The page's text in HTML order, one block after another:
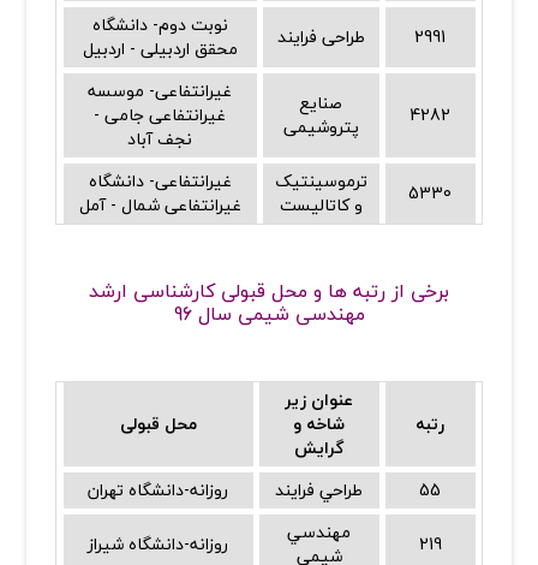
2991
طراحی فرایند
نوبت دوم- دانشگاه
محقق اردبیلی - اردبیل
4282
صنایع
پتروشیمی
غیرانتفاعی- موسسه
غیرانتفاعی جامی -
نجف آباد
5330
ترموسینتیک
و کاتالیست
غیرانتفاعی- دانشگاه
غیرانتفاعی شمال - آمل
برخی از رتبه ها و محل قبولی کارشناسی ارشد
مهندسی شیمی سال 96
رتبه
عنوان زیر
شاخه و
گرایش
محل قبولی
55 طراحي فرايند
روزانه-دانشگاه تهران
219
مهندسي
شيمي
روزانه-دانشگاه شيراز